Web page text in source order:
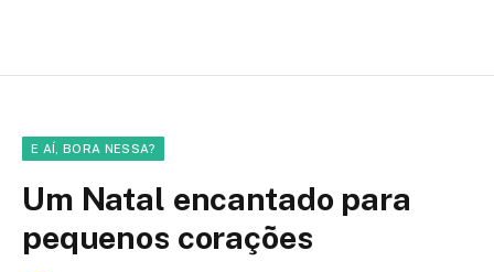
E AÍ, BORA NESSA?
Um Natal encantado para
pequenos corações